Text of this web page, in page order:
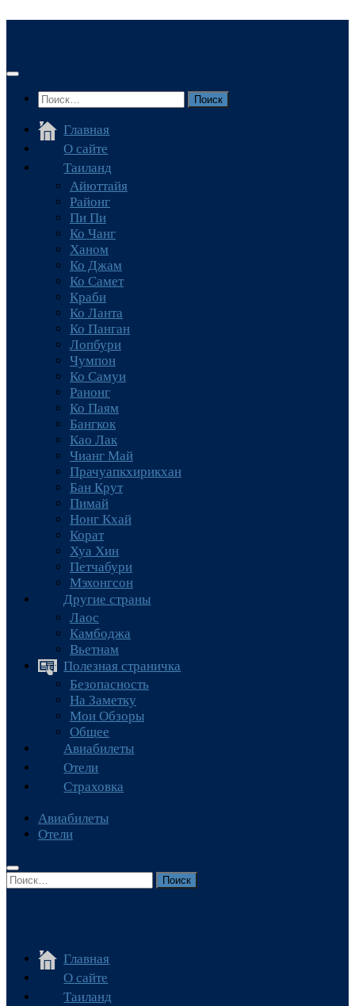
Найти:
Главная
О сайте
Таиланд
Айюттайя
Районг
Пи Пи
Ко Чанг
Ханом
Ко Джам
Ко Самет
Краби
Ко Ланта
Ко Панган
Лопбури
Чумпон
Ко Самуи
Ранонг
Ко Паям
Бангкок
Као Лак
Чианг Май
Прачуапкхирикхан
Бан Крут
Пимай
Нонг Кхай
Корат
Хуа Хин
Петчабури
Мэхонгсон
Другие страны
Лаос
Камбоджа
Вьетнам
Полезная страничка
Безопасность
На Заметку
Мои Обзоры
Общее
Авиабилеты
Отели
Страховка
Авиабилеты
Отели
Найти:
Главная
О сайте
Таиланд